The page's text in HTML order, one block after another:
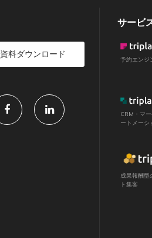
資料ダウンロード
サービ
予約エンジ
CRM・マ
ートメーシ
成果報酬型
ト集客